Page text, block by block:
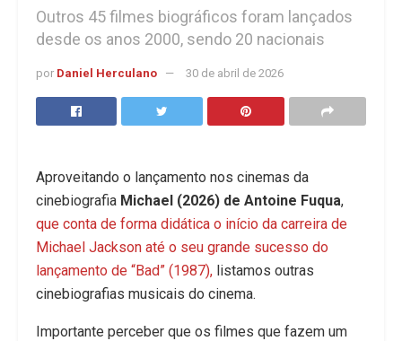
Outros 45 filmes biográficos foram lançados
desde os anos 2000, sendo 20 nacionais
por Daniel Herculano 30 de abril de 2026
Aproveitando o lançamento nos cinemas da
cinebiografia Michael (2026) de Antoine Fuqua,
que conta de forma didática o início da carreira de
Michael Jackson até o seu grande sucesso do
lançamento de “Bad” (1987), listamos outras
cinebiografias musicais do cinema.
Importante perceber que os filmes que fazem um